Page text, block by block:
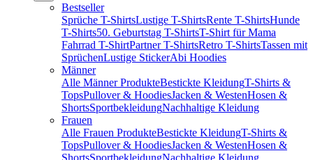
Bestseller
Sprüche T-ShirtsLustige T-ShirtsRente T-ShirtsHunde
T-Shirts50. Geburtstag T-ShirtsT-Shirt für Mama
Fahrrad T-ShirtPartner T-ShirtsRetro T-ShirtsTassen mit
SprüchenLustige StickerAbi Hoodies
Männer
Alle Männer ProdukteBestickte KleidungT-Shirts &
TopsPullover & HoodiesJacken & WestenHosen &
ShortsSportbekleidungNachhaltige Kleidung
Frauen
Alle Frauen ProdukteBestickte KleidungT-Shirts &
TopsPullover & HoodiesJacken & WestenHosen &
ShortsSportbekleidungNachhaltige Kleidung